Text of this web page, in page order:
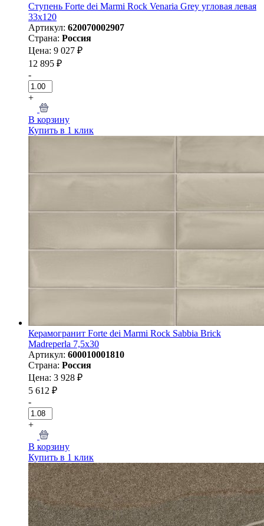
Ступень Forte dei Marmi Rock Venaria Grey угловая левая
33x120
Артикул: 620070002907
Страна: Россия
Цена: 9 027 ₽
12 895 ₽
-
+
В корзину
Купить в 1 клик
Керамогранит Forte dei Marmi Rock Sabbia Brick
Madreperla 7,5x30
Артикул: 600010001810
Страна: Россия
Цена: 3 928 ₽
5 612 ₽
-
+
В корзину
Купить в 1 клик